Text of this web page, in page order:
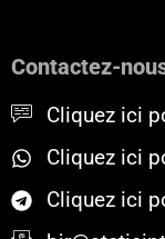
o
r
e
Contactez-
Cliquez ici
Cliquez ici
Cliquez ici